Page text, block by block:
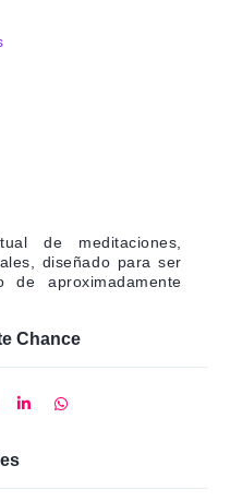
de meditaciones,
diseñado para ser
aproximadamente
Chance